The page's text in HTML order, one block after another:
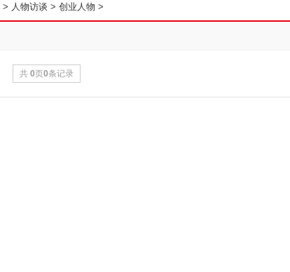
> 人物访谈 > 创业人物 >
共 0页0条记录